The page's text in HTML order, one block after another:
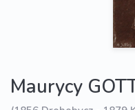
Maurycy